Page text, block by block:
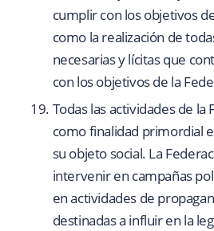
cumplir con los objetivos
como la realización de
necesarias y lícitas que
con los objetivos de la
Todas las actividades de
como finalidad primordial
su objeto social. La
intervenir en campañas
en actividades de
destinadas a influir en la